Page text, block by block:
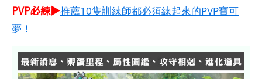
PVP必練▶推薦10隻訓練師都必須練起來的PVP寶可
夢！